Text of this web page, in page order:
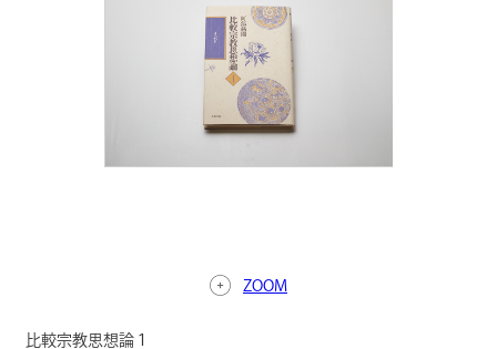
ZOOM
比較宗教思想論１